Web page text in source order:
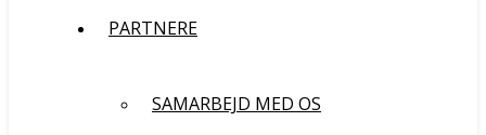
PARTNERE
SAMARBEJD MED OS